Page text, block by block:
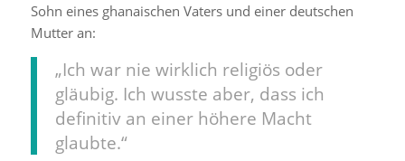
Sohn eines ghanaischen Vaters und einer deutschen
Mutter an:
„Ich war nie wirklich religiös oder
gläubig. Ich wusste aber, dass ich
definitiv an einer höhere Macht
glaubte.“